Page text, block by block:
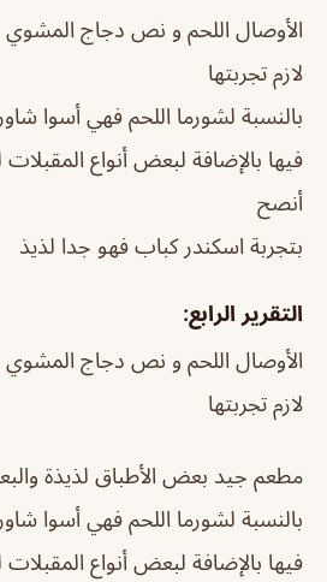
الأوصال اللحم و نص دجاج
لازم تجربتها
بالنسبة لشورما اللحم فهي أسوا
فيها بالإضافة لبعض أنواع
أنصح
بتجربة اسكندر كباب فهو جدا لذيذ
التقرير الرابع:
الأوصال اللحم و نص دجاج
لازم تجربتها
مطعم جيد بعض الأطباق لذيذة
بالنسبة لشورما اللحم فهي أسوا
فيها بالإضافة لبعض أنواع